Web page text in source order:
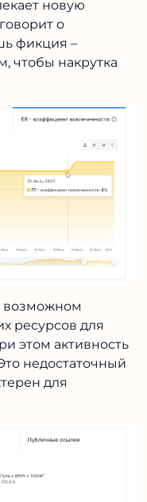
новую
о
фикция –
чтобы накрутка
возможном
ресурсов для
этом активность
недостаточный
для